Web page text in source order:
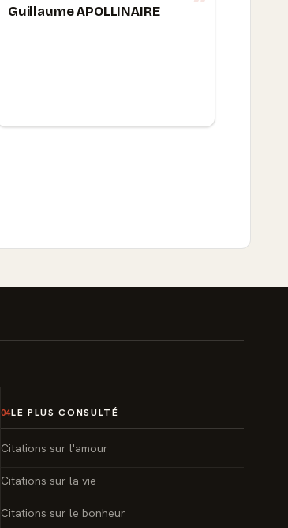
Guillaume APOLLINAIRE
04LE PLUS CONSULTÉ
Citations sur l'amour
Citations sur la vie
Citations sur le bonheur